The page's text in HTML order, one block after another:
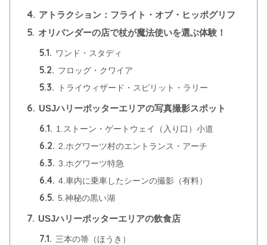
4. アトラクション：フライト・オブ・ヒッポグリフ
5. オリバンダーの店で杖が魔法使いを選ぶ体験！
5.1. ワンド・スタディ
5.2. フロッグ・クワイア
5.3. トライウィザード・スピリット・ラリー
6. USJハリーポッターエリアの写真撮影スポット
6.1. 1.ストーン・ゲートウェイ（入り口）小道
6.2. 2.ホグワーツ村のエントランス・アーチ
6.3. 3.ホグワーツ特急
6.4. 4.車内に乗車したシーンの撮影（有料）
6.5. 5.神秘の黒い湖
7. USJハリーポッターエリアの飲食店
7.1. 三本の箒（ほうき）